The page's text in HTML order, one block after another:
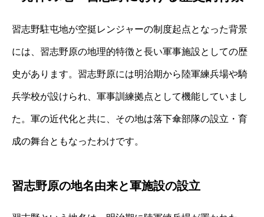
習志野駐屯地が空挺レンジャーの制度起点となった背景
には、習志野原の地理的特徴と長い軍事施設としての歴
史があります。習志野原には明治期から陸軍練兵場や騎
兵学校が設けられ、軍事訓練拠点として機能していまし
た。軍の近代化と共に、その地は落下傘部隊の設立・育
成の舞台ともなったわけです。
習志野原の地名由来と軍施設の設立